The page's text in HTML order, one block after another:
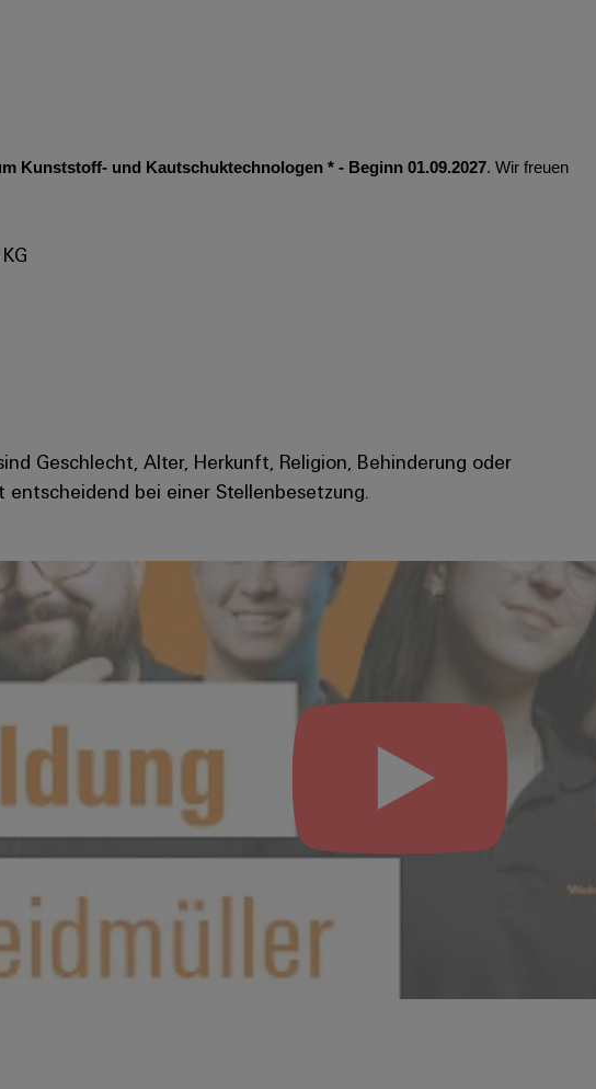
Kunststoff- und Kautschuktechnologen * - Beginn 01.09.2027. Wir freuen
Geschlecht, Alter, Herkunft, Religion, Behinderung oder
bei einer Stellenbesetzung.